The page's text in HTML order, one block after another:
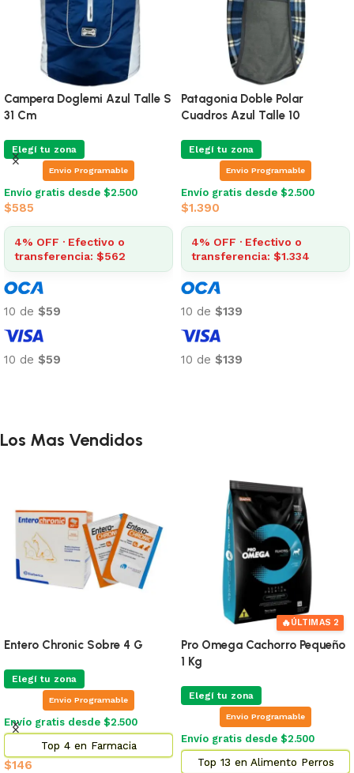
Campera Doglemi Azul Talle S
31 Cm
Elegí tu zona
Envio Programable
Envío gratis desde $2.500
$585
4% OFF · Efectivo o
transferencia: $562
10 de $59
10 de $59
Patagonia Doble Polar
Cuadros Azul Talle 10
Elegí tu zona
Envio Programable
Envío gratis desde $2.500
$1.390
4% OFF · Efectivo o
transferencia: $1.334
10 de $139
10 de $139
Los Mas Vendidos
Entero Chronic Sobre 4 G
Elegí tu zona
Envio Programable
Envío gratis desde $2.500
Top 4 en Farmacia
$146
🔥ÚLTIMAS 2
Pro Omega Cachorro Pequeño
1 Kg
Elegí tu zona
Envio Programable
Envío gratis desde $2.500
Top 13 en Alimento Perros